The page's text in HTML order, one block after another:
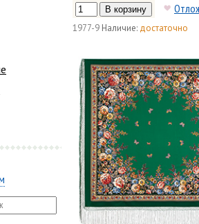
1977-9 Наличие: достаточно